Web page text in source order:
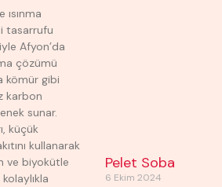
tasarrufu
Afyon’da
çözümü
kömür gibi
karbon
sunar.
küçük
kullanarak
ve biyokütle
Pelet Soba
6 Ekim 2024